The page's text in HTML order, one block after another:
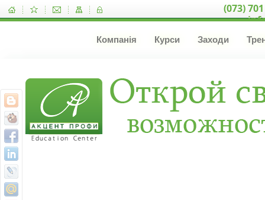
(073)
Компанія Курси Заходи